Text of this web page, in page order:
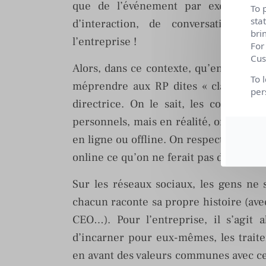
que de l’événement par
d’interaction, de conversation,
l’entreprise !
Alors, dans ce contexte, qu’en est-il
méprendre aux RP dites «
directrice. On le sait, les contacts
personnels, mais en réalité, on
en ligne ou offline. On respectera ce
online ce qu’on ne ferait pas dans la «
Sur les réseaux sociaux, les gens
chacun raconte sa propre histoire
CEO…). Pour l’entreprise, il s’agit
d’incarner pour eux-mêmes, les
en avant des valeurs communes avec
To
To